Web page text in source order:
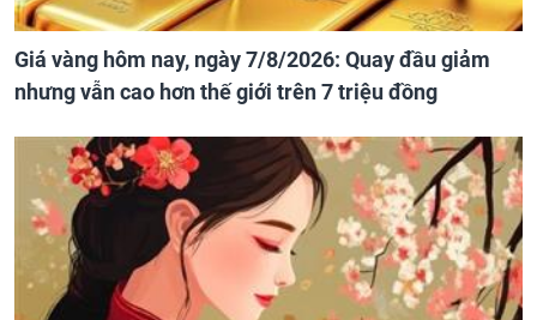
Giá vàng hôm nay, ngày 7/8/2026: Quay đầu giảm
nhưng vẫn cao hơn thế giới trên 7 triệu đồng